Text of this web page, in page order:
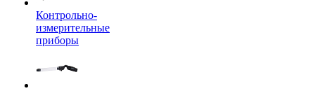
Контрольно-
измерительные
приборы